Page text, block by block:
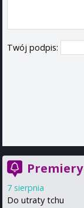
Twój podpis:
Premiery
7 sierpnia
Do utraty tchu